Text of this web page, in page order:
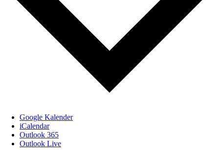
Google Kalender
iCalendar
Outlook 365
Outlook Live